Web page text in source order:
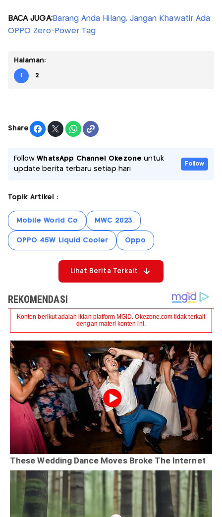
BACA JUGA:Barang Anda Hilang, Jangan Khawatir Ada
OPPO Zero-Power Tag
Halaman:
1 2
Share
FollowWhatsApp Channel Okezone untuk
update berita terbaru setiap hari
Follow
Topik Artikel :
Mobile World Co MWC 2023
OPPO 45W Liquid Cooler Oppo
Lihat Berita Terkait